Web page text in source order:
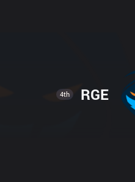
4th RGE